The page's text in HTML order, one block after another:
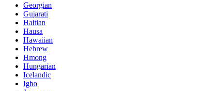
Georgian
Gujarati
Haitian
Hausa
Hawaiian
Hebrew
Hmong
Hungarian
Icelandic
Igbo